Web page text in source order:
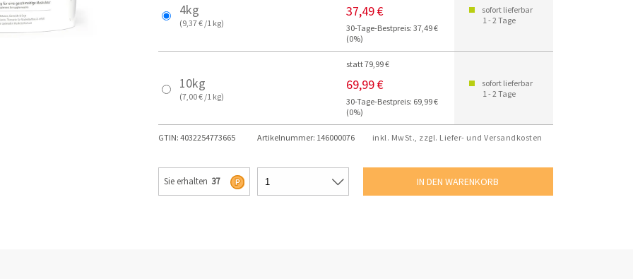
4kg
(9,37 € /1 kg)
37,49 €
30-Tage-Bestpreis: 37,49 €
(0%)
sofort lieferbar
1 - 2 Tage
10kg
(7,00 € /1 kg)
statt 79,99 €
69,99 €
30-Tage-Bestpreis: 69,99 €
(0%)
sofort lieferbar
1 - 2 Tage
GTIN: 4032254773665 Artikelnummer: 146000076 inkl. MwSt., zzgl. Liefer- und Versandkosten
Sie erhalten 37